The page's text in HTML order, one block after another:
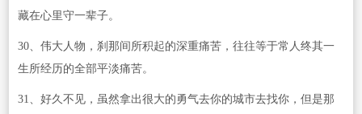
藏在心里守一辈子。
30、伟大人物，刹那间所积起的深重痛苦，往往等于常人终其一
生所经历的全部平淡痛苦。
31、好久不见，虽然拿出很大的勇气去你的城市去找你，但是那